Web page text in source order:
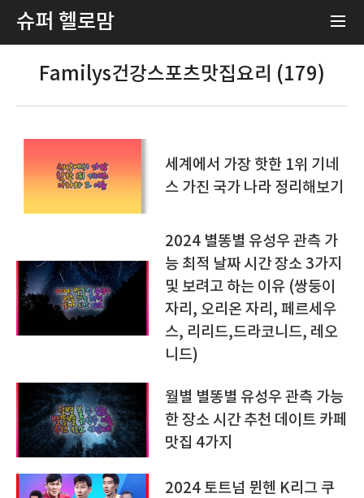
슈퍼 헬로맘
Familys건강스포츠맛집요리 (179)
세계에서 가장 핫한 1위 기네
스 가진 국가 나라 정리해보기
2024 별똥별 유성우 관측 가
능 최적 날짜 시간 장소 3가지
및 보려고 하는 이유 (쌍둥이
자리, 오리온 자리, 페르세우
스, 리리드,드라코니드, 레오
니드)
월별 별똥별 유성우 관측 가능
한 장소 시간 추천 데이트 카페
맛집 4가지
2024 토트넘 뮌헨 K리그 쿠